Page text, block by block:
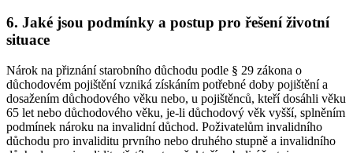
6. Jaké jsou podmínky a postup pro řešení životní
situace
Nárok na přiznání starobního důchodu podle § 29 zákona o
důchodovém pojištění vzniká získáním potřebné doby pojištění a
dosažením důchodového věku nebo, u pojištěnců, kteří dosáhli věku
65 let nebo důchodového věku, je-li důchodový věk vyšší, splněním
podmínek nároku na invalidní důchod. Poživatelům invalidního
důchodu pro invaliditu prvního nebo druhého stupně a invalidního